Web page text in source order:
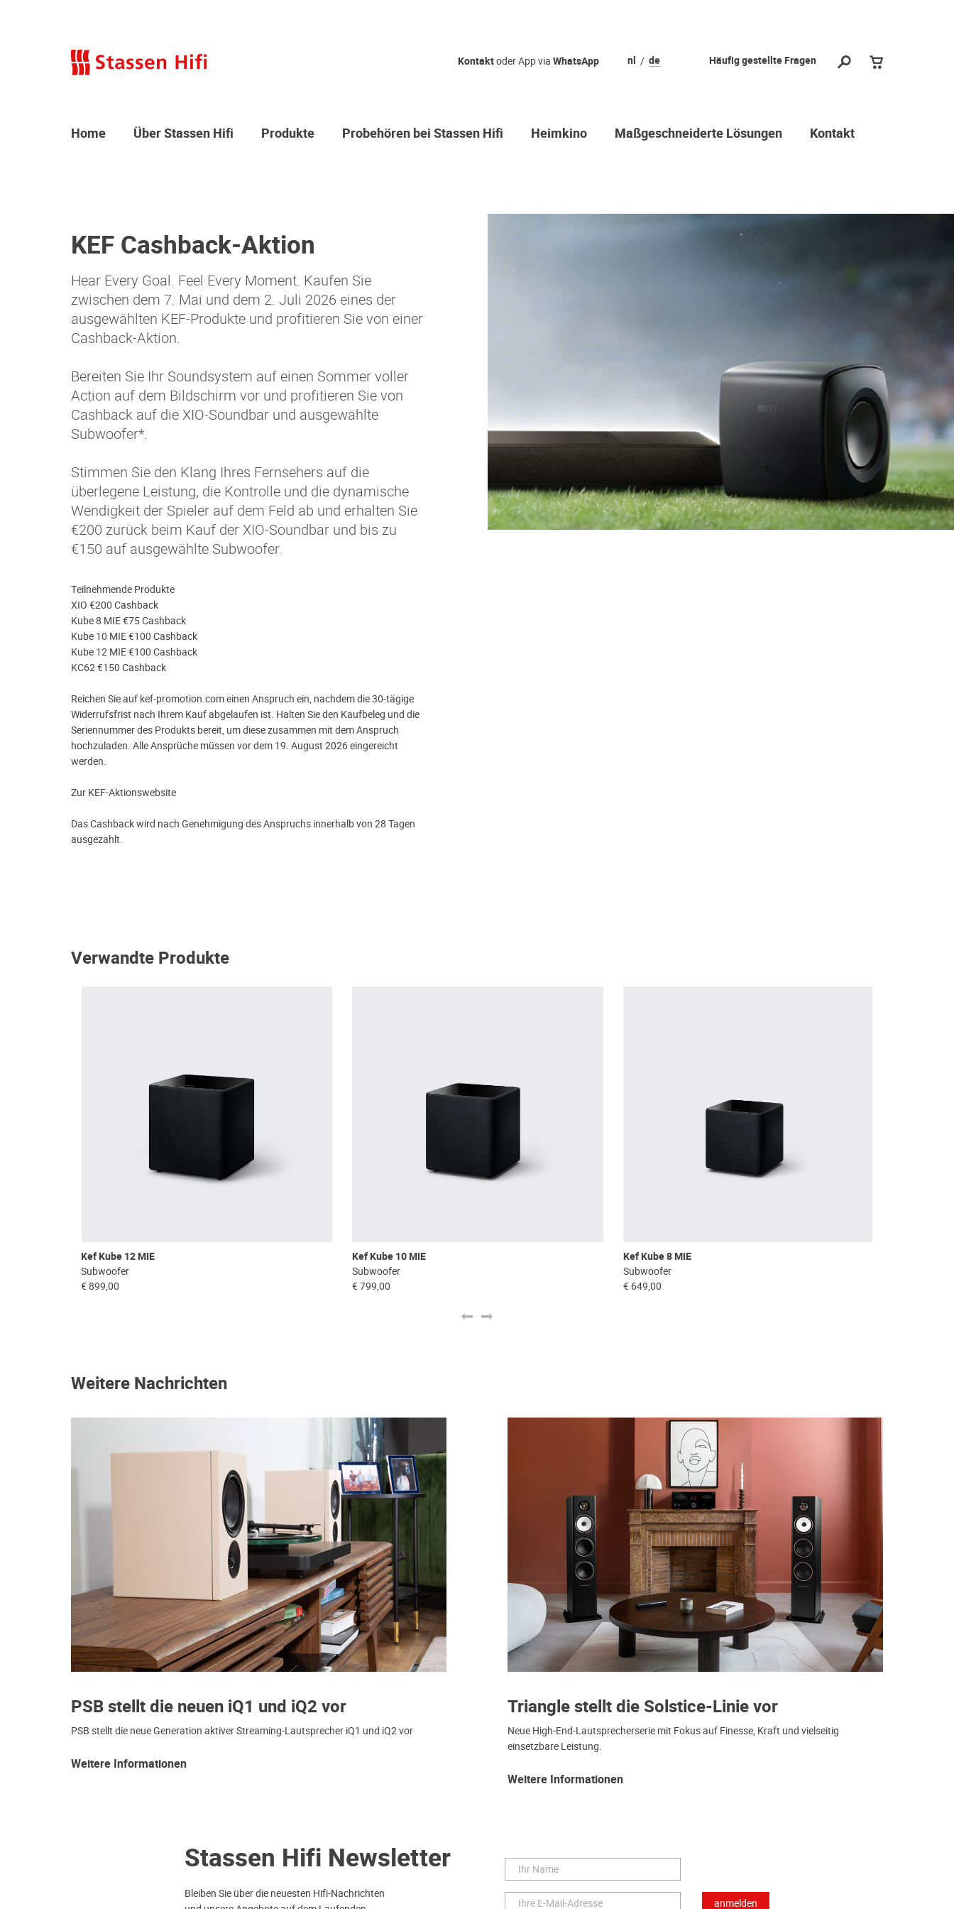
Häufig gestellte Fragen
nl de
Kontaktoder App via WhatsApp
Home Über Stassen Hifi Produkte Probehören bei Stassen Hifi Heimkino Maßgeschneiderte Lösungen Kontakt
KEF Cashback-Aktion
Hear Every Goal. Feel Every Moment. Kaufen Sie
zwischen dem 7. Mai und dem 2. Juli 2026 eines der
ausgewählten KEF-Produkte und profitieren Sie von einer
Cashback-Aktion.
Bereiten Sie Ihr Soundsystem auf einen Sommer voller
Action auf dem Bildschirm vor und profitieren Sie von
Cashback auf die XIO-Soundbar und ausgewählte
Subwoofer*.
Stimmen Sie den Klang Ihres Fernsehers auf die
überlegene Leistung, die Kontrolle und die dynamische
Wendigkeit der Spieler auf dem Feld ab und erhalten Sie
€200 zurück beim Kauf der XIO-Soundbar und bis zu
€150 auf ausgewählte Subwoofer.
Teilnehmende Produkte
XIO €200 Cashback
Kube 8 MIE €75 Cashback
Kube 10 MIE €100 Cashback
Kube 12 MIE €100 Cashback
KC62 €150 Cashback
Reichen Sie auf kef-promotion.com einen Anspruch ein, nachdem die 30-tägige
Widerrufsfrist nach Ihrem Kauf abgelaufen ist. Halten Sie den Kaufbeleg und die
Seriennummer des Produkts bereit, um diese zusammen mit dem Anspruch
hochzuladen. Alle Ansprüche müssen vor dem 19. August 2026 eingereicht
werden.
Zur KEF-Aktionswebsite
Das Cashback wird nach Genehmigung des Anspruchs innerhalb von 28 Tagen
ausgezahlt.
Verwandte Produkte
Kef Kube 12 MIE
Subwoofer
€ 899,00
Kef Kube 10 MIE
Subwoofer
€ 799,00
Kef Kube 8 MIE
Subwoofer
€ 649,00
Weitere Nachrichten
PSB stellt die neuen iQ1 und iQ2 vor
PSB stellt die neue Generation aktiver Streaming-Lautsprecher iQ1 und iQ2 vor
Weitere Informationen
Triangle stellt die Solstice-Linie vor
Neue High-End-Lautsprecherserie mit Fokus auf Finesse, Kraft und vielseitig
einsetzbare Leistung.
Weitere Informationen
Stassen Hifi Newsletter
Bleiben Sie über die neuesten Hifi-Nachrichten